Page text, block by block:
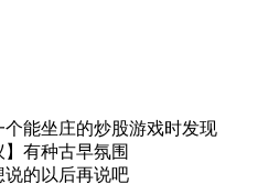
个能坐庄的炒股游戏时发现
】有种古早氛围
说的以后再说吧